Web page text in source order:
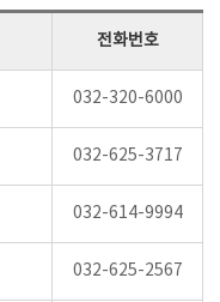
전화번호
032-320-6000
032-625-3717
032-614-9994
032-625-2567